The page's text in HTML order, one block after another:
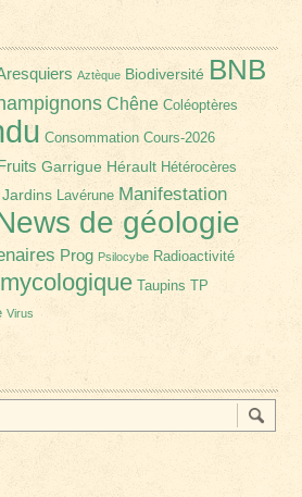
Aztèque Biodiversité BNB
Chêne Coléoptères
Consommation Cours-2026
Fruits Garrigue Hérault Hétérocères
Jardins Lavérune Manifestation
de géologie
Prog Psilocybe Radioactivité
Taupins TP
Virus